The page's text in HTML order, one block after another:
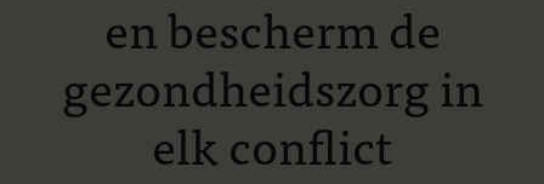
en bescherm de
gezondheidszorg in
elk conflict